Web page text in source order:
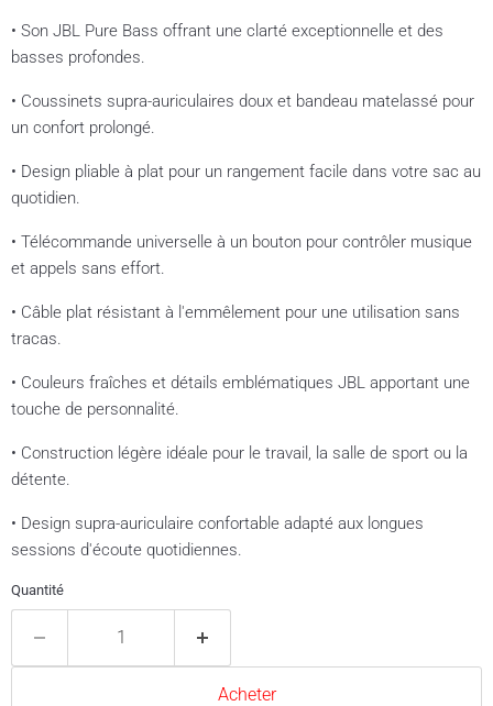
• Son JBL Pure Bass offrant une clarté exceptionnelle et des
basses profondes.
• Coussinets supra-auriculaires doux et bandeau matelassé pour
un confort prolongé.
• Design pliable à plat pour un rangement facile dans votre sac au
quotidien.
• Télécommande universelle à un bouton pour contrôler musique
et appels sans effort.
• Câble plat résistant à l'emmêlement pour une utilisation sans
tracas.
• Couleurs fraîches et détails emblématiques JBL apportant une
touche de personnalité.
• Construction légère idéale pour le travail, la salle de sport ou la
détente.
• Design supra-auriculaire confortable adapté aux longues
sessions d'écoute quotidiennes.
Quantité
Acheter